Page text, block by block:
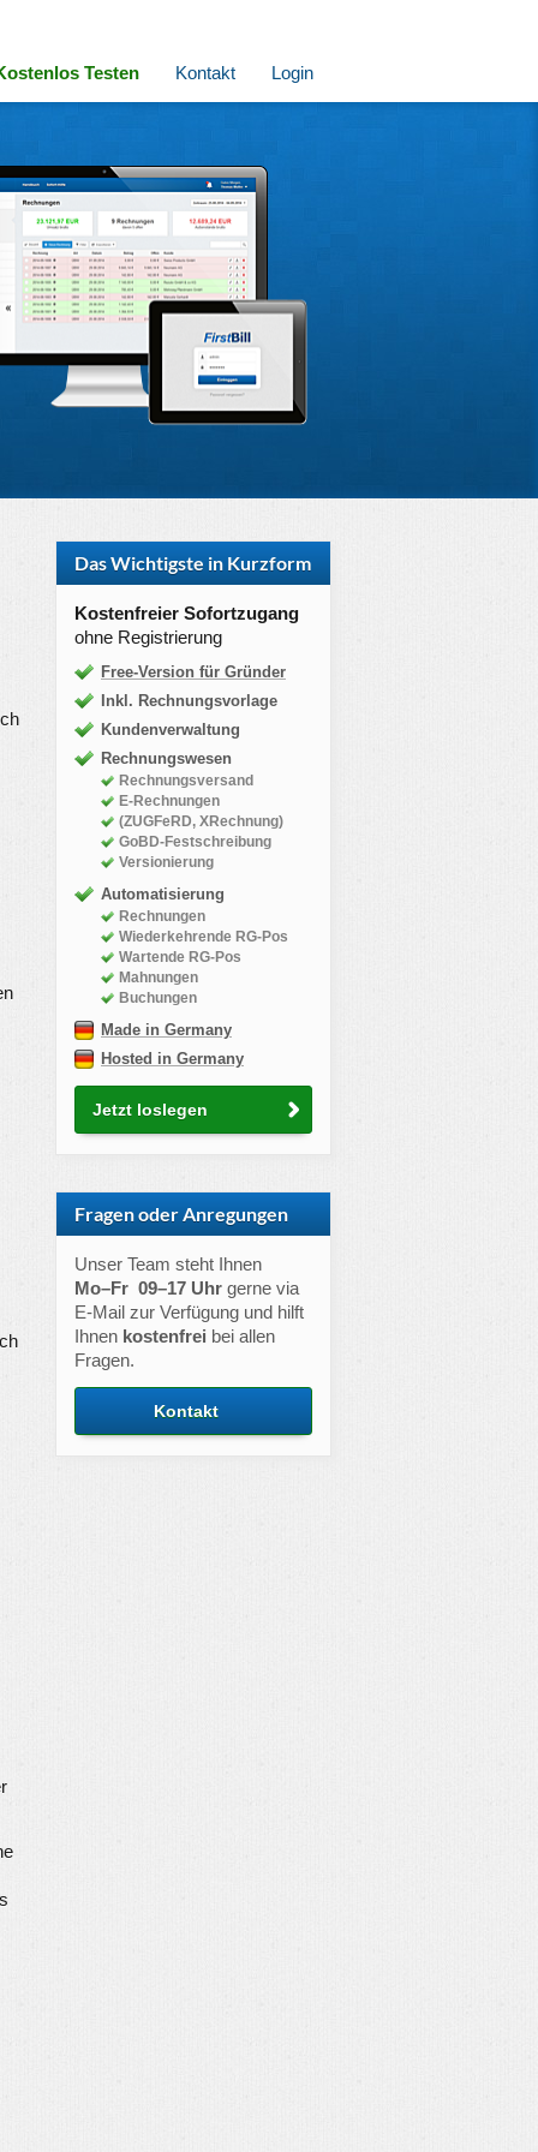
Das Wichtigste in Kurzform
Kostenfreier Sofortzugang
ohne Registrierung
Free-Version für Gründer
Inkl. Rechnungsvorlage
Kundenverwaltung
Rechnungswesen
Rechnungsversand
E-Rechnungen
(ZUGFeRD, XRechnung)
GoBD-Festschreibung
Versionierung
Automatisierung
Rechnungen
Wiederkehrende RG-Pos
Wartende RG-Pos
Mahnungen
Buchungen
Made in Germany
Hosted in Germany
Jetzt loslegen
Fragen oder Anregungen
Unser Team steht Ihnen
Mo–Fr 09–17 Uhr gerne via
E-Mail zur Verfügung und hilft
Ihnen kostenfrei bei allen
Fragen.
Kontakt
Testen Kontakt Login